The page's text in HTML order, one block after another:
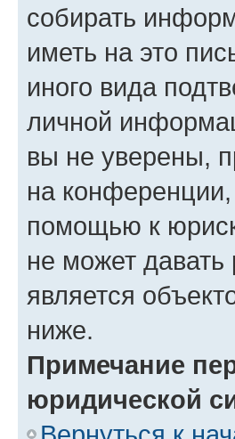
собирать
иметь на это
иного вида
личной
вы не уверены,
на
помощью к
не может
является
ниже.
Примечание
юридической